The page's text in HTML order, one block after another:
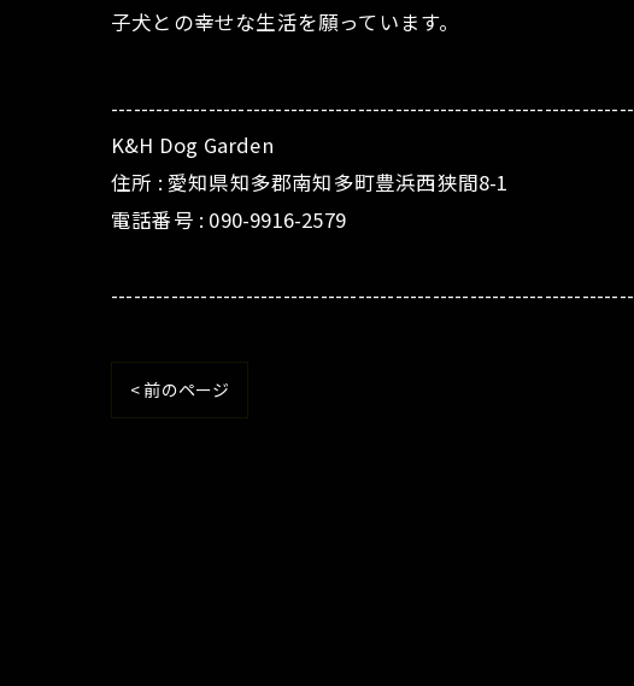
子犬との幸せな生活を願っています。
----------------------------------------------------------------------
K&H Dog Garden
住所 : 愛知県知多郡南知多町豊浜西狭間8-1
電話番号 : 090-9916-2579
----------------------------------------------------------------------
< 前のページ